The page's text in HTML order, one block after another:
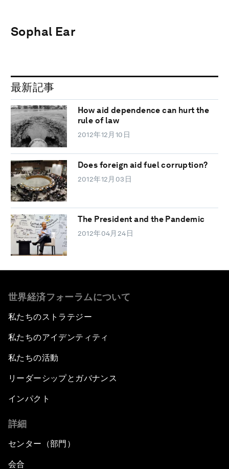
Sophal Ear
最新記事
How aid dependence can hurt the
rule of law
2012年12月10日
Does foreign aid fuel corruption?
2012年12月03日
The President and the Pandemic
2012年04月24日
世界経済フォーラムについて
私たちのストラテジー
私たちのアイデンティティ
私たちの活動
リーダーシップとガバナンス
インパクト
詳細
センター（部門）
会合